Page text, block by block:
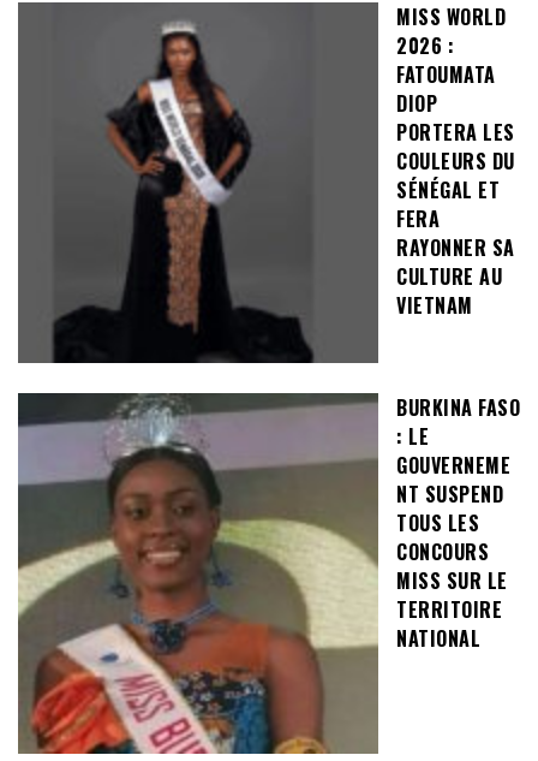
MISS WORLD
2026 :
FATOUMATA
DIOP
PORTERA LES
COULEURS DU
SÉNÉGAL ET
FERA
RAYONNER SA
CULTURE AU
VIETNAM
BURKINA FASO
: LE
GOUVERNEME
NT SUSPEND
TOUS LES
CONCOURS
MISS SUR LE
TERRITOIRE
NATIONAL